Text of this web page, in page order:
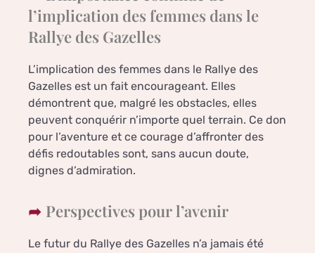
l’implication des femmes dans le
Rallye des Gazelles
L’implication des femmes dans le Rallye des
Gazelles est un fait encourageant. Elles
démontrent que, malgré les obstacles, elles
peuvent conquérir n’importe quel terrain. Ce don
pour l’aventure et ce courage d’affronter des
défis redoutables sont, sans aucun doute,
dignes d’admiration.
Perspectives pour l’avenir
Le futur du Rallye des Gazelles n’a jamais été